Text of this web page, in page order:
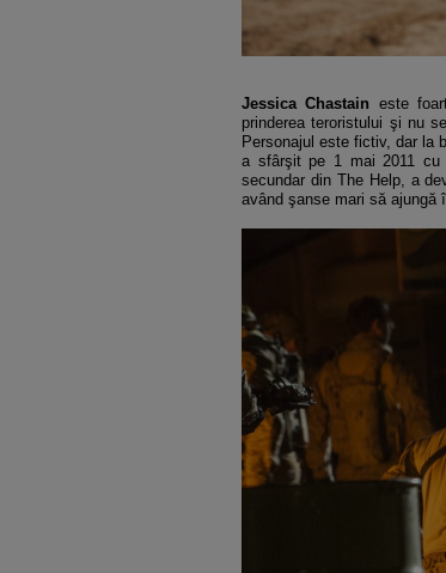
Jessica Chastain este
prinderea teroristului şi nu
Personajul este fictiv, dar la
a sfârşit pe 1 mai 2011 cu
secundar din The Help, a
având şanse mari să ajungă